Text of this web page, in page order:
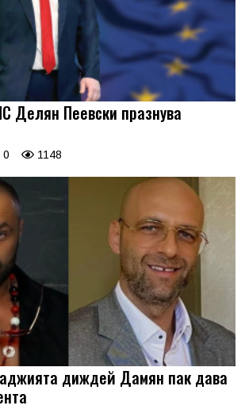
Делян Пеевски празнува
0 1148
диждей Дамян пак дава